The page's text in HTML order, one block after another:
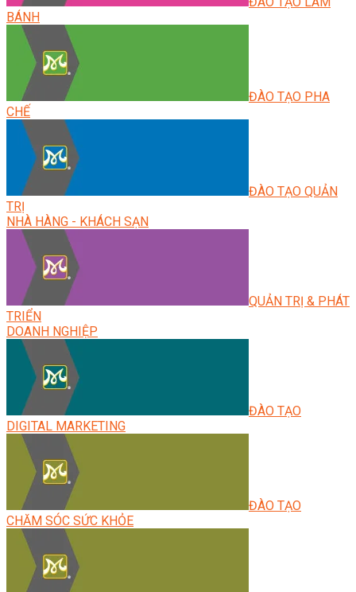
BÁNH
ĐÀO TẠO PHA
CHẾ
ĐÀO TẠO QUẢN
TRỊ
NHÀ HÀNG - KHÁCH SẠN
QUẢN TRỊ & PHÁT
TRIỂN
DOANH NGHIỆP
ĐÀO TẠO
DIGITAL MARKETING
ĐÀO TẠO
CHĂM SÓC SỨC KHỎE